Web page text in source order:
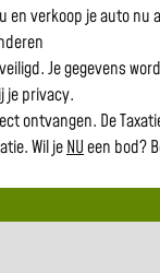
en verkoop je auto
Je gegevens
je privacy.
ontvangen. De
Wil jeNUeen bod?